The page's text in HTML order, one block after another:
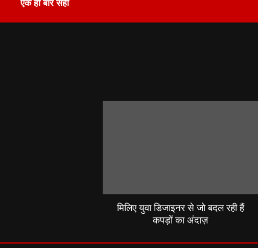
एक ही बार सही
मिलिए युवा डिजाइनर से जो बदल रही हैं
कपड़ों का अंदाज़